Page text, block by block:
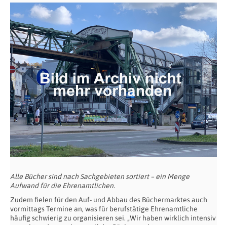
Alle Bücher sind nach Sachgebieten sortiert – ein Menge
Aufwand für die Ehrenamtlichen.
Zudem fielen für den Auf- und Abbau des Büchermarktes auch
vormittags Termine an, was für berufstätige Ehrenamtliche
häufig schwierig zu organisieren sei. „Wir haben wirklich intensiv